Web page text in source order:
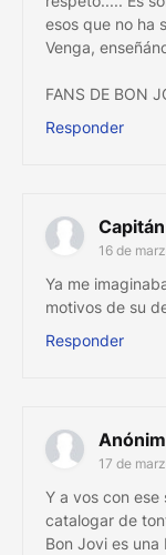
esos que no ha
Venga,
FANS DE BON
Responder
16 de
Ya me
motivos de su
Responder
17 de
Y a vos con ese
catalogar de
Bon Jovi es